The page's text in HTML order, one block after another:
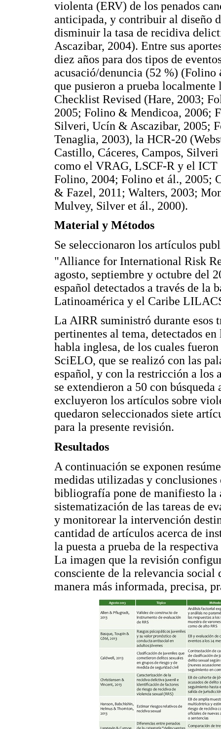
violenta (ERV) de los penados
anticipada, y contribuir al diseño
disminuir la tasa de recidiva
Ascazibar, 2004). Entre sus
diez años para dos tipos de
acusació/denuncia (52 %)
que pusieron a prueba
Checklist Revised (Hare, 2003;
2005; Folino & Mendicoa, 2006;
Silveri, Ucín & Ascazibar, 2005;
Tenaglia, 2003), la HCR-20
Castillo, Cáceres, Campos,
como el VRAG, LSCF-R y el
Folino, 2004; Folino et ál., 2005;
& Fazel, 2011; Walters, 2003;
Mulvey, Silver et ál., 2000).
Material y Métodos
Se seleccionaron los artículos
"Alliance for International Risk
agosto, septiembre y octubre del
español detectados a través de la
Latinoamérica y el Caribe
La AIRR suministró durante esos
pertinentes al tema, detectados
habla inglesa, de los cuales
SciELO, que se realizó con las
español, y con la restricción a los
se extendieron a 50 con
excluyeron los artículos sobre
quedaron seleccionados siete
para la presente revisión.
Resultados
A continuación se exponen
medidas utilizadas y
bibliografía pone de manifiesto la
sistematización de las tareas de
y monitorear la intervención
cantidad de artículos acerca de
la puesta a prueba de la
La imagen que la revisión
consciente de la relevancia social
manera más informada, precisa,